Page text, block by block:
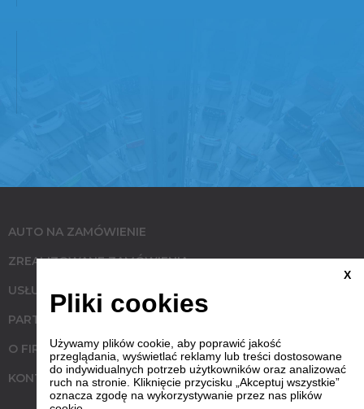
AUTO NA ZAMÓWIENIE
ZREALIZOWANE ZAMÓWIENIA
USŁUGI
PARTNERZY
O FIRMIE
KONTAKT
X
Pliki cookies
Używamy plików cookie, aby poprawić jakość
przeglądania, wyświetlać reklamy lub treści dostosowane
do indywidualnych potrzeb użytkowników oraz analizować
ruch na stronie. Kliknięcie przycisku „Akceptuj wszystkie”
oznacza zgodę na wykorzystywanie przez nas plików